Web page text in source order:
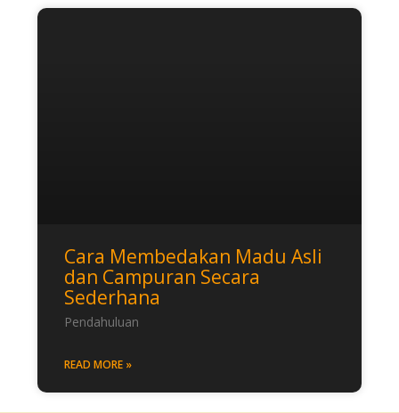
Cara Membedakan Madu Asli
dan Campuran Secara
Sederhana
Pendahuluan
READ MORE »